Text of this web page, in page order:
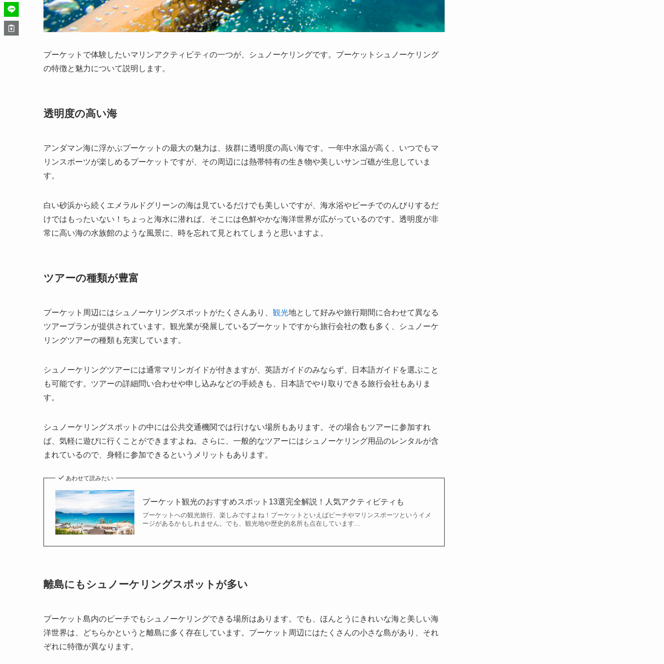
プーケットで体験したいマリンアクティビティの一つが、シュノーケリングです。プーケットシュノーケリング
の特徴と魅力について説明します。
透明度の高い海
アンダマン海に浮かぶプーケットの最大の魅力は、抜群に透明度の高い海です。一年中水温が高く、いつでもマ
リンスポーツが楽しめるプーケットですが、その周辺には熱帯特有の生き物や美しいサンゴ礁が生息していま
す。
白い砂浜から続くエメラルドグリーンの海は見ているだけでも美しいですが、海水浴やビーチでのんびりするだ
けではもったいない！ちょっと海水に潜れば、そこには色鮮やかな海洋世界が広がっているのです。透明度が非
常に高い海の水族館のような風景に、時を忘れて見とれてしまうと思いますよ。
ツアーの種類が豊富
プーケット周辺にはシュノーケリングスポットがたくさんあり、 観光地として好みや旅行期間に合わせて異なる
ツアープランが提供されています。観光業が発展しているプーケットですから旅行会社の数も多く、シュノーケ
リングツアーの種類も充実しています。
シュノーケリングツアーには通常マリンガイドが付きますが、英語ガイドのみならず、日本語ガイドを選ぶこと
も可能です。ツアーの詳細問い合わせや申し込みなどの手続きも、日本語でやり取りできる旅行会社もありま
す。
シュノーケリングスポットの中には公共交通機関では行けない場所もあります。その場合もツアーに参加すれ
ば、気軽に遊びに行くことができますよね。さらに、一般的なツアーにはシュノーケリング用品のレンタルが含
まれているので、身軽に参加できるというメリットもあります。
あわせて読みたい
プーケット観光のおすすめスポット13選完全解説！人気アクティビティも
プーケットへの観光旅行、楽しみですよね！プーケットといえばビーチやマリンスポーツというイメ
ージがあるかもしれません。でも、観光地や歴史的名所も点在しています...
離島にもシュノーケリングスポットが多い
プーケット島内のビーチでもシュノーケリングできる場所はあります。でも、ほんとうにきれいな海と美しい海
洋世界は、どちらかというと離島に多く存在しています。プーケット周辺にはたくさんの小さな島があり、それ
ぞれに特徴が異なります。